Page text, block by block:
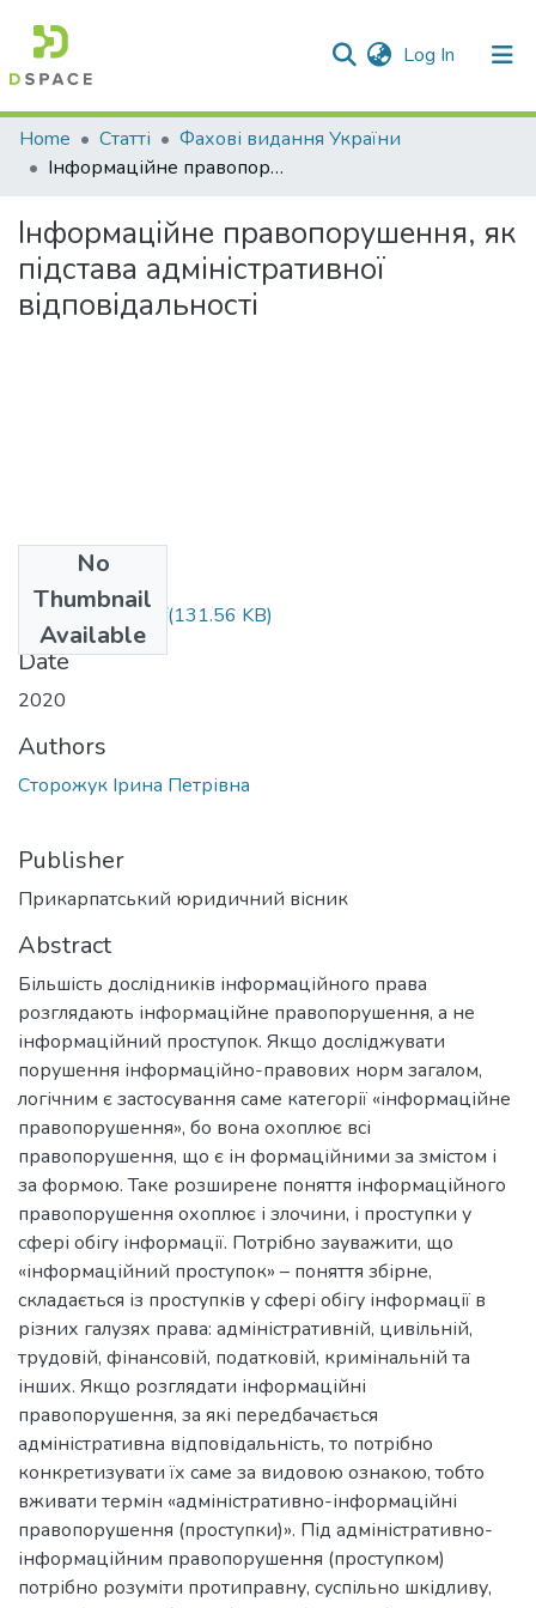
Log In (current)
Communities & Collections
All of DSpace
Statistics
Home Статті
Фахові видання України
Інформаційне правопорушення, як підстава адміністративної відповідальності
Інформаційне правопорушення, як
підстава адміністративної
відповідальності
No
Thumbnail
Available
11 Сторожук.pdf (131.56 KB)
Date
2020
Authors
Сторожук Ірина Петрівна
Publisher
Прикарпатський юридичний вісник
Abstract
Більшість дослідників інформаційного права
розглядають інформаційне правопорушення, а не
інформаційний проступок. Якщо досліджувати
порушення інформаційно-правових норм загалом,
логічним є застосування саме категорії «інформаційне
правопорушення», бо вона охоплює всі
правопорушення, що є ін формаційними за змістом і
за формою. Таке розширене поняття інформаційного
правопорушення охоплює і злочини, і проступки у
сфері обігу інформації. Потрібно зауважити, що
«інформаційний проступок» – поняття збірне,
складається із проступків у сфері обігу інформації в
різних галузях права: адміністративній, цивільній,
трудовій, фінансовій, податковій, кримінальній та
інших. Якщо розглядати інформаційні
правопорушення, за які передбачається
адміністративна відповідальність, то потрібно
конкретизувати їх саме за видовою ознакою, тобто
вживати термін «адміністративно-інформаційні
правопорушення (проступки)». Під адміністративно-
інформаційним правопорушення (проступком)
потрібно розуміти протиправну, суспільно шкідливу,